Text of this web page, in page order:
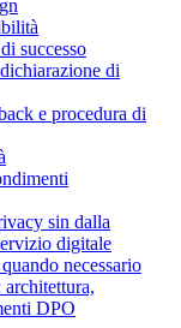
successo
di
e procedura di
sin dalla
digitale
necessario
DPO